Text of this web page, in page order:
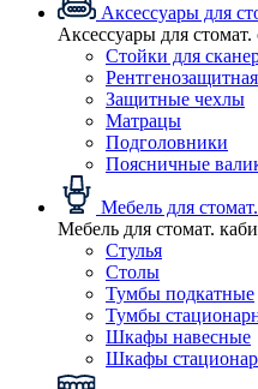
Аксессуары для
Аксессуары для
Стойки для
Защитные чехлы
Матрацы
Подголовники
Поясничные
Мебель для
Мебель для стомат.
Стулья
Столы
Тумбы подкатные
Тумбы
Шкафы навесные
Шкафы